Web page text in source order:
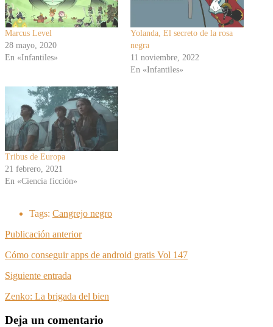
Marcus Level
28 mayo, 2020
En «Infantiles»
Yolanda, El secreto de la rosa
negra
11 noviembre, 2022
En «Infantiles»
Tribus de Europa
21 febrero, 2021
En «Ciencia ficción»
Tags: Cangrejo negro
Publicación anterior
Cómo conseguir apps de android gratis Vol 147
Siguiente entrada
Zenko: La brigada del bien
Deja un comentario